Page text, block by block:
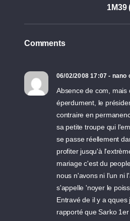
1M39
Comments
06/02/2008 17:07 - nano
Absence de com, mais
éperdument, le
contraire en
sa petite troupe qui
se passe réellement
profiter jusqu'à
mariage c'est du
nous n'avons ni l'un ni
s'appelle 'noyer le
Entravé de il y a qques
rapporté que Sarko